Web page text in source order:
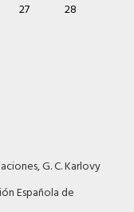
27
28
G. C. Karlovy
Española de